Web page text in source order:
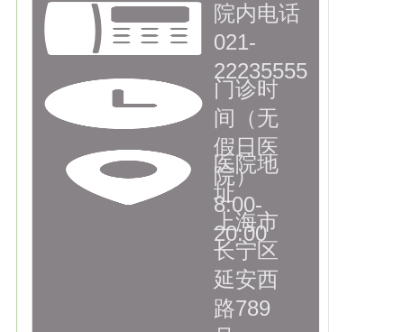
院内电话
021-
22235555
门诊时
间（无
假日医
院）
8:00-
20:00
医院地
址
上海市
长宁区
延安西
路789